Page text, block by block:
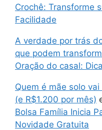
Crochê: Transforme
Facilidade
A verdade por trás
que podem
Oração do casal:
Quem é mãe solo
(e R$1.200 por mês)
Bolsa Família Inicia
Novidade Gratuita